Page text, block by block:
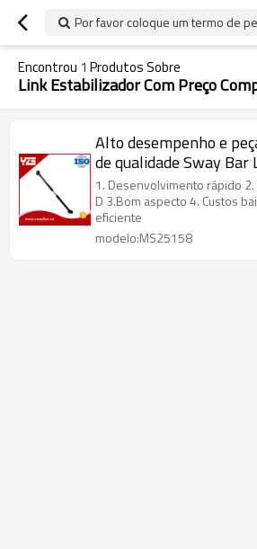
Por favor coloque um termo de
Encontrou 1 Produtos Sobre
Link Estabilizador Com Preço
Alto desempenho e
de qualidade Sway Bar
1. Desenvolvimento rápido 2.
D 3.Bom aspecto 4. Custos
eficiente
modelo:MS25158